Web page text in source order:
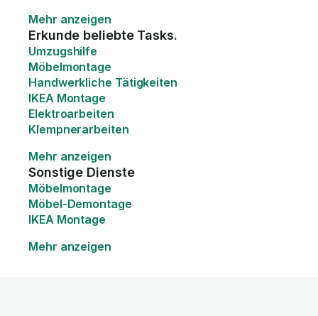
Mehr anzeigen
Erkunde beliebte Tasks.
Umzugshilfe
Möbelmontage
Handwerkliche Tätigkeiten
IKEA Montage
Elektroarbeiten
Klempnerarbeiten
Mehr anzeigen
Sonstige Dienste
Möbelmontage
Möbel-Demontage
IKEA Montage
Mehr anzeigen